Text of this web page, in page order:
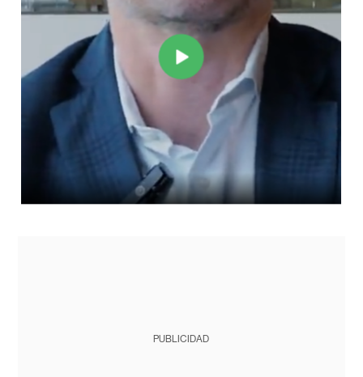
PUBLICIDAD